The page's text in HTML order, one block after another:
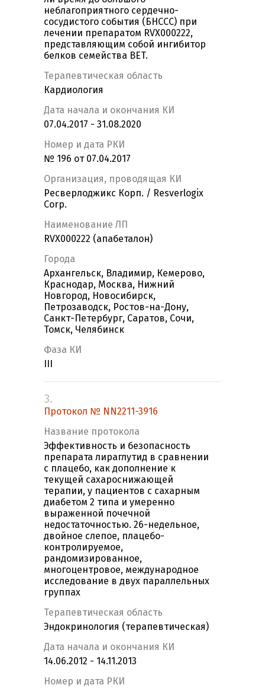
неблагоприятного сердечно-
сосудистого события (БНССС) при
лечении препаратом RVX000222,
представляющим собой ингибитор
белков семейства BET.
Терапевтическая область
Кардиология
Дата начала и окончания КИ
07.04.2017 - 31.08.2020
Номер и дата РКИ
№ 196 от 07.04.2017
Организация, проводящая КИ
Ресверлоджикс Корп. / Resverlogix
Corp.
Наименование ЛП
RVX000222 (апабеталон)
Города
Архангельск, Владимир, Кемерово,
Краснодар, Москва, Нижний
Новгород, Новосибирск,
Петрозаводск, Ростов-на-Дону,
Санкт-Петербург, Саратов, Сочи,
Томск, Челябинск
Фаза КИ
3.
Протокол № NN2211-3916
Название протокола
Эффективность и безопасность
препарата лираглутид в сравнении
с плацебо, как дополнение к
текущей сахароснижающей
терапии, у пациентов с сахарным
диабетом 2 типа и умеренно
выраженной почечной
недостаточностью. 26-недельное,
двойное слепое, плацебо-
контролируемое,
рандомизированное,
многоцентровое, международное
исследование в двух параллельных
группах
Терапевтическая область
Эндокринология (терапевтическая)
Дата начала и окончания КИ
14.06.2012 - 14.11.2013
Номер и дата РКИ